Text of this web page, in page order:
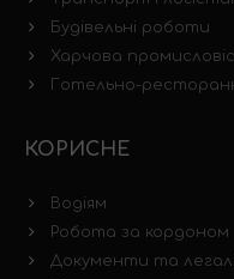
Будівельні роботи
Харчова
Готельно-
КОРИСНЕ
Водіям
Робота за кордоном
Документи та